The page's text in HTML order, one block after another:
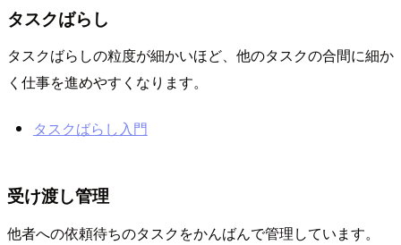
タスクばらし
タスクばらしの粒度が細かいほど、他のタスクの合間に細か
く仕事を進めやすくなります。
タスクばらし入門
受け渡し管理
他者への依頼待ちのタスクをかんばんで管理しています。